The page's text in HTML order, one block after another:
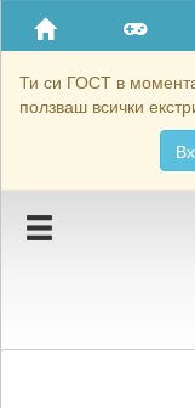
Ти си ГОСТ в
ползваш всички
Приятели
Хронология на
Подаръците на